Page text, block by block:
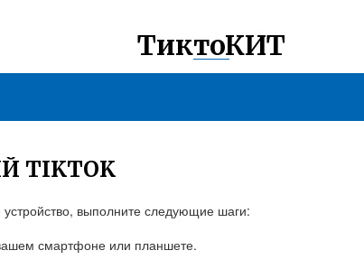
ТиктоКИТ
TIKTOK
выполните следующие шаги:
смартфоне или планшете.